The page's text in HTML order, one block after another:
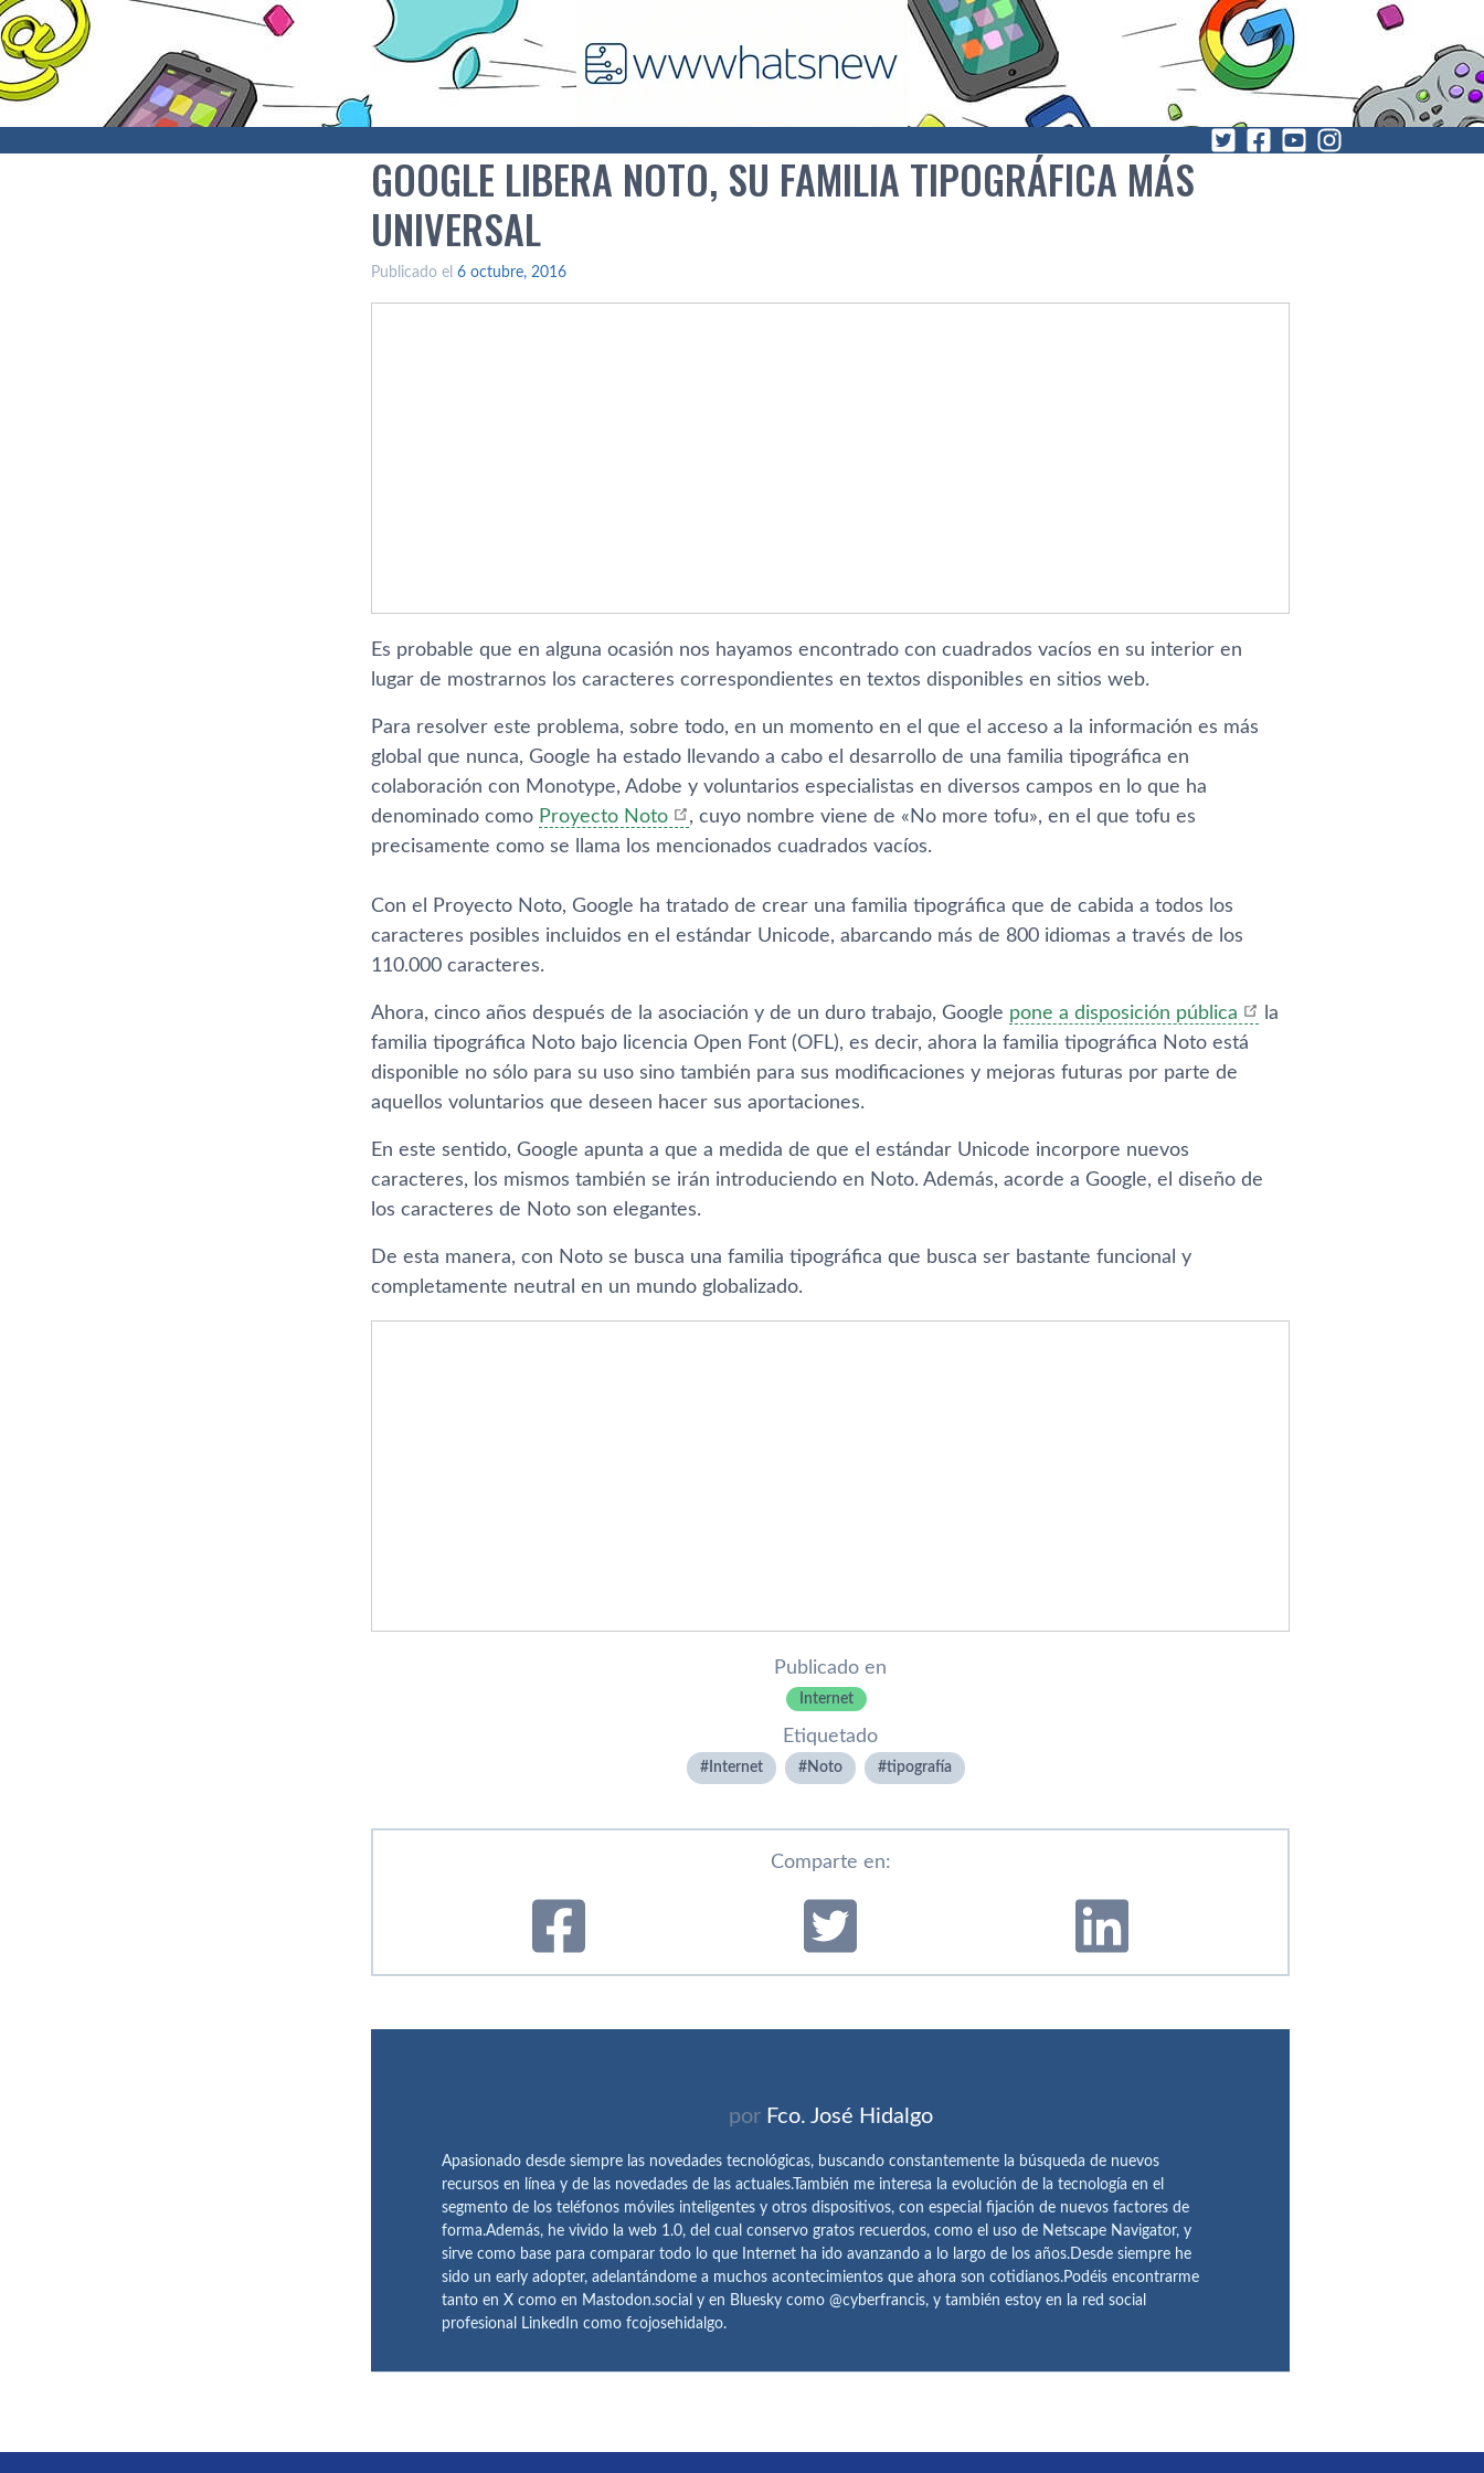
GOOGLE LIBERA NOTO, SU FAMILIA TIPOGRÁFICA MÁS
UNIVERSAL
Publicado el 6 octubre, 2016
Es probable que en alguna ocasión nos hayamos encontrado con cuadrados vací­os en su interior en
lugar de mostrarnos los caracteres correspondientes en textos disponibles en sitios web.
Para resolver este problema, sobre todo, en un momento en el que el acceso a la información es más
global que nunca, Google ha estado llevando a cabo el desarrollo de una familia tipográfica en
colaboración con Monotype, Adobe y voluntarios especialistas en diversos campos en lo que ha
denominado como Proyecto Noto
, cuyo nombre viene de «No more tofu», en el que tofu es
precisamente como se llama los mencionados cuadrados vací­os.
Con el Proyecto Noto, Google ha tratado de crear una familia tipográfica que de cabida a todos los
caracteres posibles incluidos en el estándar Unicode, abarcando más de 800 idiomas a través de los
110.000 caracteres.
Ahora, cinco años después de la asociación y de un duro trabajo, Google pone a disposición pública
la
familia tipográfica Noto bajo licencia Open Font (OFL), es decir, ahora la familia tipográfica Noto está
disponible no sólo para su uso sino también para sus modificaciones y mejoras futuras por parte de
aquellos voluntarios que deseen hacer sus aportaciones.
En este sentido, Google apunta a que a medida de que el estándar Unicode incorpore nuevos
caracteres, los mismos también se irán introduciendo en Noto. Además, acorde a Google, el diseño de
los caracteres de Noto son elegantes.
De esta manera, con Noto se busca una familia tipográfica que busca ser bastante funcional y
completamente neutral en un mundo globalizado.
Publicado en
Internet
Etiquetado
Internet Noto tipografí­a
Comparte en:
por Fco. José Hidalgo
Apasionado desde siempre las novedades tecnológicas, buscando constantemente la búsqueda de nuevos
recursos en línea y de las novedades de las actuales.También me interesa la evolución de la tecnología en el
segmento de los teléfonos móviles inteligentes y otros dispositivos, con especial fijación de nuevos factores de
forma.Además, he vivido la web 1.0, del cual conservo gratos recuerdos, como el uso de Netscape Navigator, y
sirve como base para comparar todo lo que Internet ha ido avanzando a lo largo de los años.Desde siempre he
sido un early adopter, adelantándome a muchos acontecimientos que ahora son cotidianos.Podéis encontrarme
tanto en X como en Mastodon.social y en Bluesky como @cyberfrancis, y también estoy en la red social
profesional LinkedIn como fcojosehidalgo.